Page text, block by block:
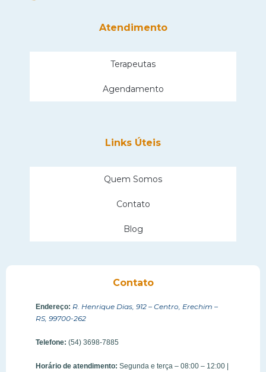
Atendimento
Terapeutas
Agendamento
Links Úteis
Quem Somos
Contato
Blog
Contato
Endereço: R. Henrique Dias, 912 – Centro, Erechim –
RS, 99700-262
Telefone: (54) 3698-7885
Horário de atendimento: Segunda e terça – 08:00 – 12:00 |